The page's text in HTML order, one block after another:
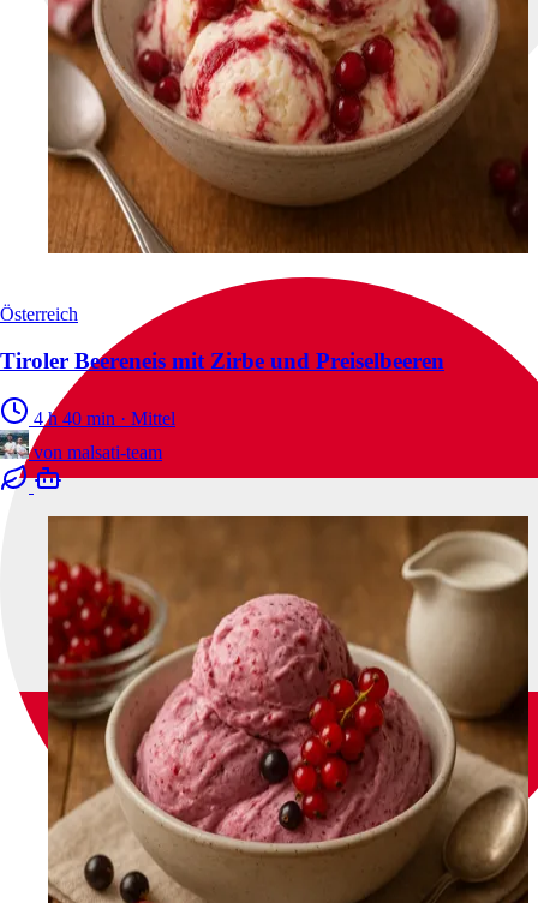
Österreich
Tiroler Beereneis mit Zirbe und Preiselbeeren
4 h 40 min · Mittel
von malsati-team